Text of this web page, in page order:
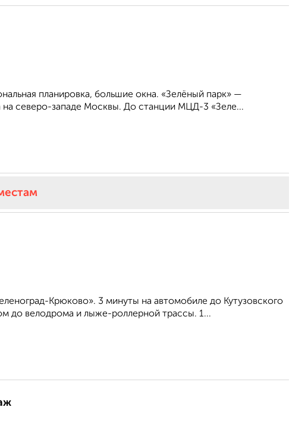
планировка, большие окна. «Зелёный парк» —
северо-западе Москвы. До станции МЦД-3 «Зеле...
Крюково». 3 минуты на автомобиле до Кутузовского
до велодрома и лыже-роллерной трассы. 1...